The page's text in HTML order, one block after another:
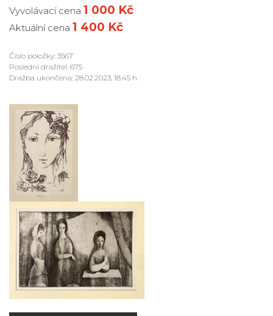
Vyvolávací cena 1 000 Kč
Aktuální cena 1 400 Kč
Číslo položky: 3567
Poslední dražitel: 675
Dražba ukončena: 28.02.2023, 18:45 h